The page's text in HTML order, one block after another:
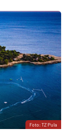
Foto: TZ Pula